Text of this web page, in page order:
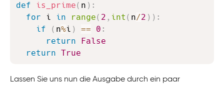
def is_prime( n ) :
for i in range( 2 , int ( n/2 ) ) :
if
( n%i ) == 0 :
return
False
return True
Lassen Sie uns nun die Ausgabe durch ein paar